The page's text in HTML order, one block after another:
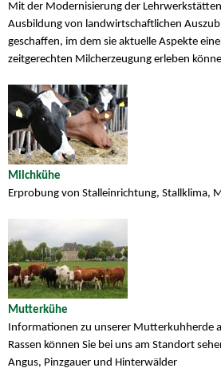
Mit der Modernisierung der
Ausbildung von landwirtschaftlichen
geschaffen, im dem sie aktuelle Aspekte
zeitgerechten Milcherzeugung erleben
Milchkühe
Erprobung von Stalleinrichtung, Stallklima,
Mutterkühe
Informationen zu unserer Mutterkuhherde
Rassen können Sie bei uns am Standort
Angus, Pinzgauer und Hinterwälder